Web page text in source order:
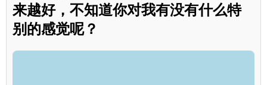
来越好，不知道你对我有没有什么特
别的感觉呢？